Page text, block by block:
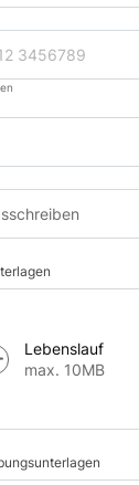
Lebenslauf
max. 10MB